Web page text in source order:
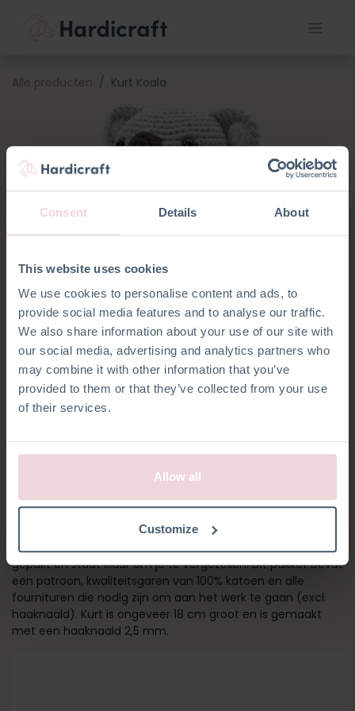
Consent Details About
This website uses cookies
We use cookies to personalise content and ads, to
provide social media features and to analyse our traffic.
We also share information about your use of our site with
our social media, advertising and analytics partners who
may combine it with other information that you’ve
provided to them or that they’ve collected from your use
of their services.
Allow all
Customize
Alle producten Kurt Koala
KURT KOALA
Maak je klaar voor het avontuur! Kurt heeft zijn tas al
gepakt en staat klaar om je te vergezellen. Dit pakket bevat
een patroon, kwaliteitsgaren van 100% katoen en alle
fournituren die nodig zijn om aan het werk te gaan (excl.
haaknaald). Kurt is ongeveer 18 cm groot en is gemaakt
met een haaknaald 2,5 mm.